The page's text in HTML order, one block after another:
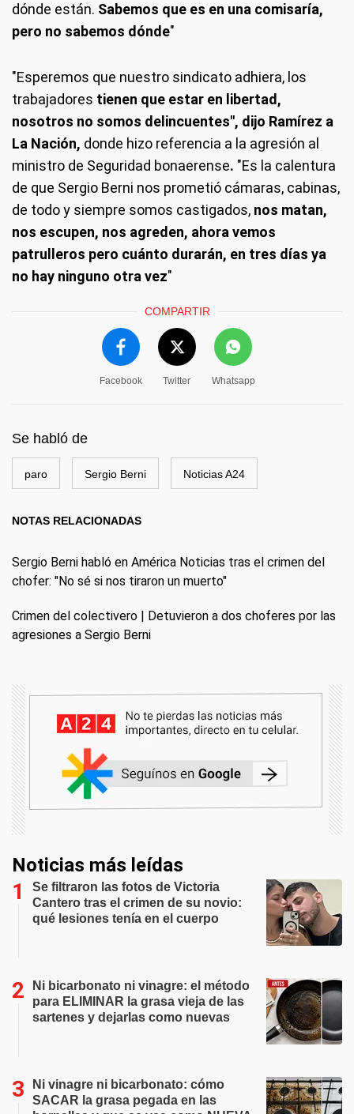
dónde están. Sabemos que es en una comisaría,
pero no sabemos dónde"
"Esperemos que nuestro sindicato adhiera, los
trabajadores tienen que estar en libertad,
nosotros no somos delincuentes", dijo Ramírez a
La Nación, donde hizo referencia a la agresión al
ministro de Seguridad bonaerense. "Es la calentura
de que Sergio Berni nos prometió cámaras, cabinas,
de todo y siempre somos castigados, nos matan,
nos escupen, nos agreden, ahora vemos
patrulleros pero cuánto durarán, en tres días ya
no hay ninguno otra vez"
COMPARTIR
Facebook Twitter Whatsapp
Se habló de
paro Sergio Berni Noticias A24
NOTAS RELACIONADAS
Sergio Berni habló en América Noticias tras el crimen del
chofer: "No sé si nos tiraron un muerto"
Crimen del colectivero | Detuvieron a dos choferes por las
agresiones a Sergio Berni
Noticias más leídas
Se filtraron las fotos de Victoria
Cantero tras el crimen de su novio:
qué lesiones tenía en el cuerpo
Ni bicarbonato ni vinagre: el método
para ELIMINAR la grasa vieja de las
sartenes y dejarlas como nuevas
Ni vinagre ni bicarbonato: cómo
SACAR la grasa pegada en las